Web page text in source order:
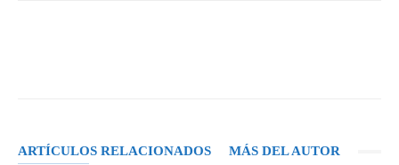
ARTÍCULOS RELACIONADOS MÁS DEL AUTOR